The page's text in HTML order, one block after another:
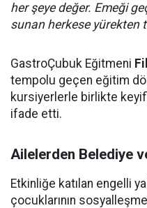
her şeye değer. Emeği
sunan herkese yürekten
GastroÇubuk Eğitmeni
tempolu geçen eğitim
kursiyerlerle birlikte
ifade etti.
Ailelerden Belediye
Etkinliğe katılan engelli
çocuklarının